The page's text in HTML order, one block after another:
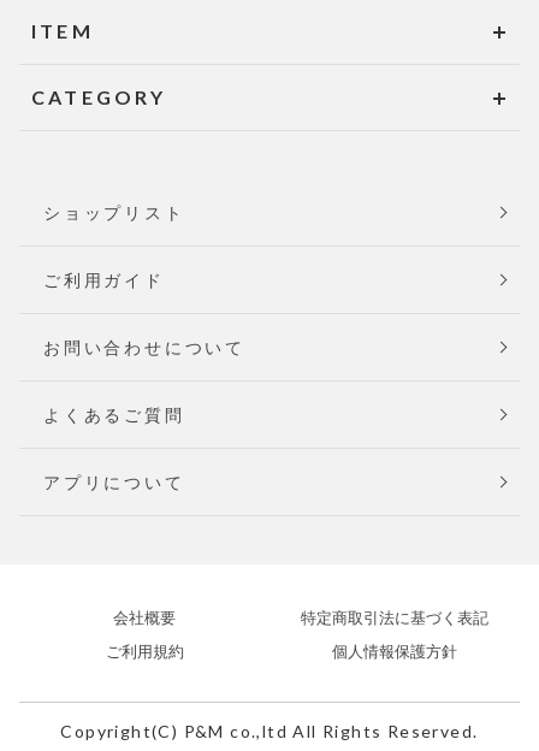
ITEM
CATEGORY
ショップリスト
ご利用ガイド
お問い合わせについて
よくあるご質問
アプリについて
会社概要
特定商取引法に基づく表記
ご利用規約
個人情報保護方針
Copyright(C) P&M co.,ltd All Rights Reserved.